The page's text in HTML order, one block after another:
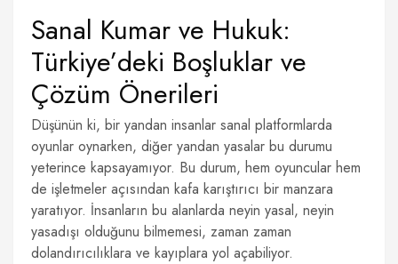
Sanal Kumar ve Hukuk:
Türkiye’deki Boşluklar ve
Çözüm Önerileri
Düşünün ki, bir yandan insanlar sanal platformlarda
oyunlar oynarken, diğer yandan yasalar bu durumu
yeterince kapsayamıyor. Bu durum, hem oyuncular hem
de işletmeler açısından kafa karıştırıcı bir manzara
yaratıyor. İnsanların bu alanlarda neyin yasal, neyin
yasadışı olduğunu bilmemesi, zaman zaman
dolandırıcılıklara ve kayıplara yol açabiliyor.